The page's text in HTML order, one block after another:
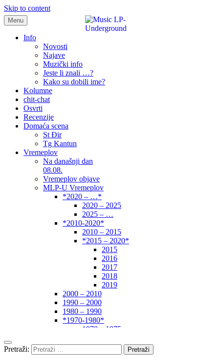
Skip to content
samo muzika i …..
Menu
Info
Novosti
Najave
Muzički info
Jeste li znali …?
Kako su dobili ime?
Kolumne
chit-chat
Osvrti
Recenzije
Domaća scena
St Đir
Tg Kantun
Vremeplov
Na današnji dan
08.08.
Vremeplov objave
MLP-U Vremeplov
*2020 – …*
2020 – 2025
2025 – …
*2010-2020*
2010 – 2015
*2015 – 2020*
2015
2016
2017
2018
2019
2000 – 2010
1990 – 2000
1980 – 1990
*1970-1980*
1970 – 1975
1960 – 1970
1950 – 1960
Pretraži: